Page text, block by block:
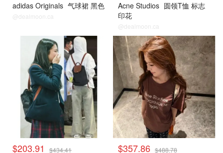
adidas Originals 气球裙 黑色
@dealmoon.ca
Acne Studios 圆领T恤 标志
印花
@dealmoon.ca
$203.91 $434.41 $357.86 $488.78